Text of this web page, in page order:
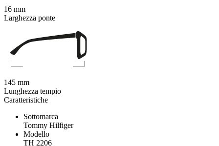
Caratteristiche
Sottomarca
Tommy Hilfiger
Modello
TH 2206
16 mm
Larghezza ponte
145 mm
Lunghezza tempio